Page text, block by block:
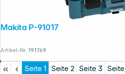
Makita P-91017
Artikel-Nr.:191769
Seite 1 Seite 2 Seite 3 Seite